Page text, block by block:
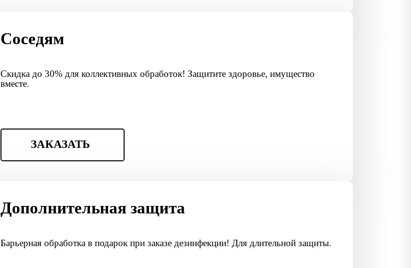
Соседям
Скидка до 30% для коллективных обработок! Защитите здоровье, имущество
вместе.
ЗАКАЗАТЬ
Дополнительная защита
Барьерная обработка в подарок при заказе дезинфекции! Для длительной защиты.